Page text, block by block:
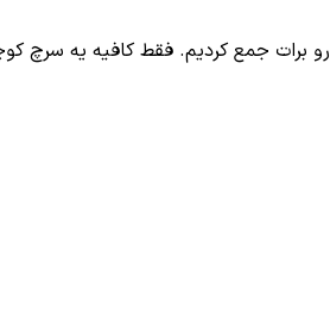
رو برات جمع کردیم. فقط کافیه یه سرچ